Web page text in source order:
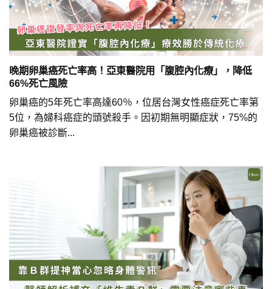
晚期卵巢癌死亡率高！亞東醫院用「腹腔內化療」，降低
66%死亡風險
卵巢癌的5年死亡率高達60％，位居台灣女性癌症死亡率第
5位，為婦科癌症的頭號殺手。因初期無明顯症狀，75%的
卵巢癌被診斷...